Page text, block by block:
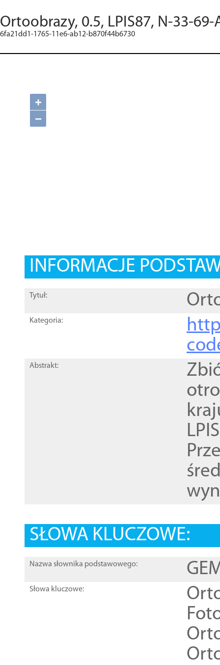
Ortoobrazy, 0.5, LPIS87, N-33-69-
6fa21dd1-1765-11e6-ab12-b870f44b6730
+
−
INFORMACJE
Tytuł:
Kategoria:
Abstrakt:
SŁOWA KLUCZOWE:
Nazwa słownika podstawowego:
Słowa kluczowe: